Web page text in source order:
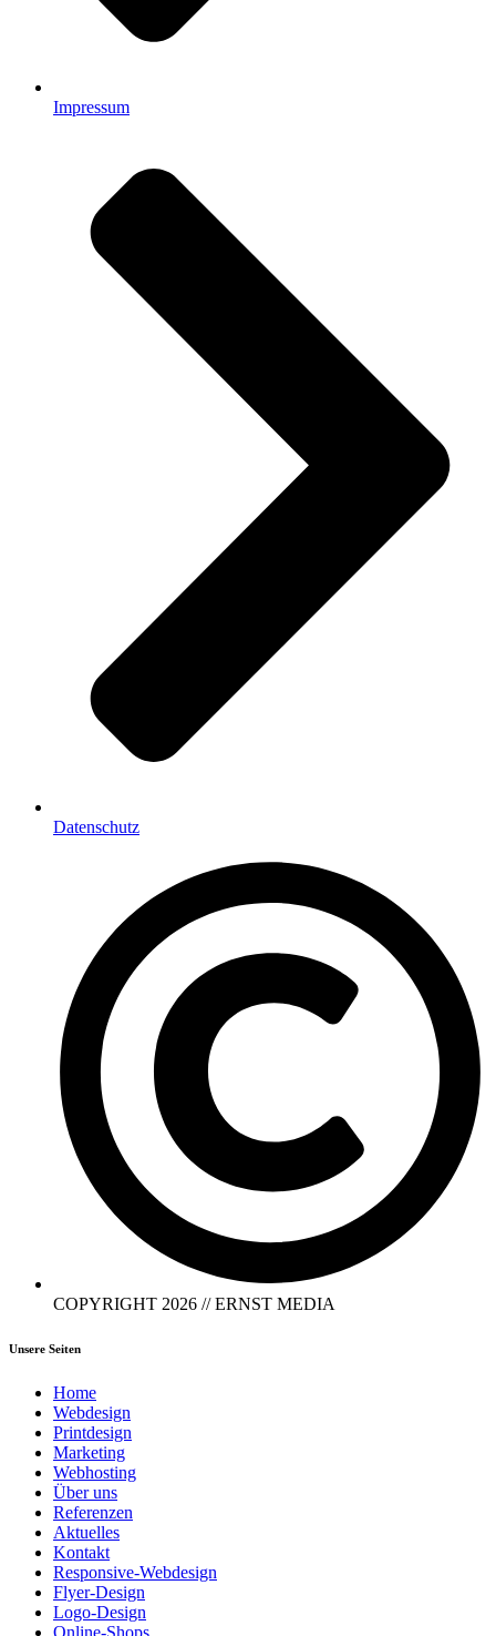
Impressum
Datenschutz
COPYRIGHT 2026 // ERNST MEDIA
Unsere Seiten
Home
Webdesign
Printdesign
Marketing
Webhosting
Über uns
Referenzen
Aktuelles
Kontakt
Responsive-Webdesign
Flyer-Design
Logo-Design
Online-Shops